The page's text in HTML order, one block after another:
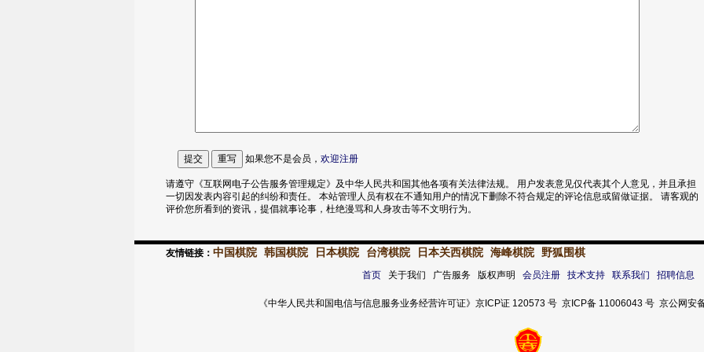
如果您不是会员， 欢迎注册
请遵守《互联网电子公告服务管理规定》及中华人民共和国其他各项有关法律法规。 用户发表意见仅代表其个人意见，并且承担
一切因发表内容引起的纠纷和责任。 本站管理人员有权在不通知用户的情况下删除不符合规定的评论信息或留做证据。 请客观的
评价您所看到的资讯，提倡就事论事，杜绝漫骂和人身攻击等不文明行为。
友情链接： 中国棋院 韩国棋院 日本棋院 台湾棋院 日本关西棋院 海峰棋院 野狐围棋
首页关于我们 广告服务 版权声明 会员注册 技术支持 联系我们 招聘信息
《中华人民共和国电信与信息服务业务经营许可证》京ICP证 120573 号 京ICP备 11006043 号 京公网安